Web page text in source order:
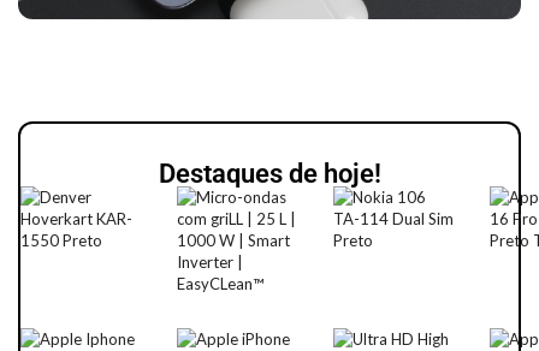
Destaques de hoje!